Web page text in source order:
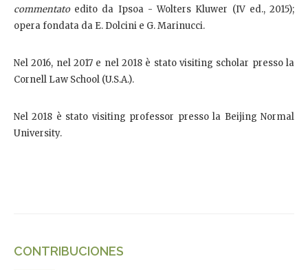
commentatoedito da Ipsoa - Wolters Kluwer (IV ed., 2015);
opera fondata da E. Dolcini e G. Marinucci.
Nel 2016, nel 2017 e nel 2018 è stato visiting scholar presso la
Cornell Law School (U.S.A.).
Nel 2018 è stato visiting professor presso la Beijing Normal
University.
CONTRIBUCIONES